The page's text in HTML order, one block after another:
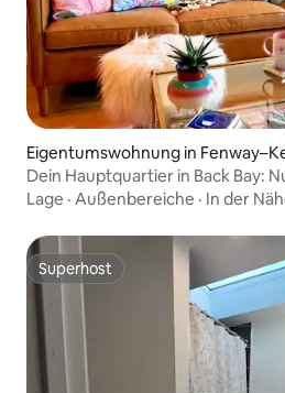
Eigentumswohnung in
Dein Hauptquartier in Back Bay:
Pru, Fenway und Newbury
Lage · Außenbereiche · In der
Superhost
Superhost